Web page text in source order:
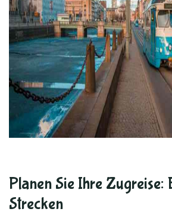
Planen Sie Ihre Zugreise:
Strecken